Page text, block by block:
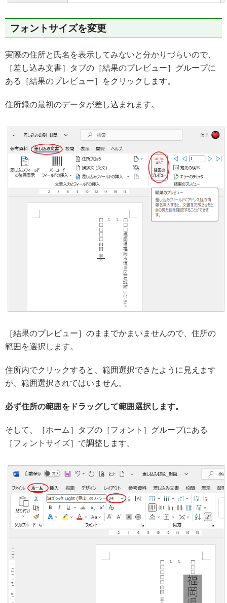
フォントサイズを変更
実際の住所と氏名を表示してみないと分かりづらいので、
［差し込み文書］タブの［結果のプレビュー］グループに
ある［結果のプレビュー］をクリックします。
住所録の最初のデータが差し込まれます。
［結果のプレビュー］のままでかまいませんので、住所の
範囲を選択します。
住所内でクリックすると、範囲選択できたように見えます
が、範囲選択されてはいません。
必ず住所の範囲をドラッグして範囲選択します。
そして、［ホーム］タブの［フォント］グループにある
［フォントサイズ］で調整します。